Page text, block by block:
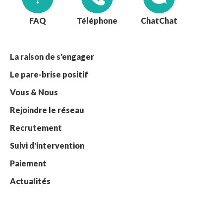
FAQ Téléphone Chat
La raison de s'engager
Le pare-brise positif
Vous & Nous
Rejoindre le réseau
Recrutement
Suivi d'intervention
Paiement
Actualités